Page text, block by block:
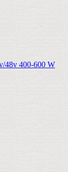
48v 400-600 W